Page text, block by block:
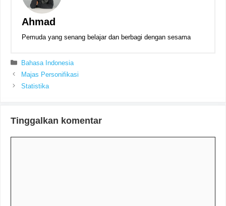
Ahmad
Pemuda yang senang belajar dan berbagi dengan sesama
Kategori
Bahasa Indonesia
Majas Personifikasi
Statistika
Tinggalkan komentar